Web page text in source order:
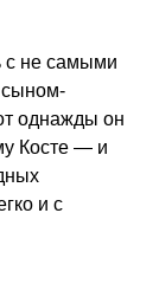
с не самыми
сыном-
однажды он
Косте — и
и с